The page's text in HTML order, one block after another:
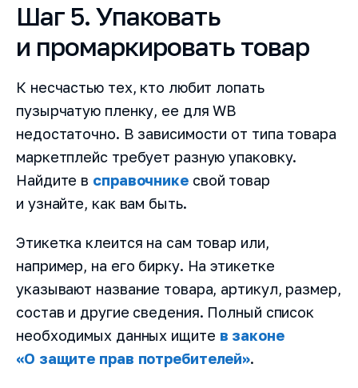
Шаг 5. Упаковать
и промаркировать товар
К несчастью тех, кто любит лопать
пузырчатую пленку, ее для WB
недостаточно. В зависимости от типа товара
маркетплейс требует разную упаковку.
Найдите в справочникесвой товар
и узнайте, как вам быть.
Этикетка клеится на сам товар или,
например, на его бирку. На этикетке
указывают название товара, артикул, размер,
состав и другие сведения. Полный список
необходимых данных ищите в законе
«О защите прав потребителей».